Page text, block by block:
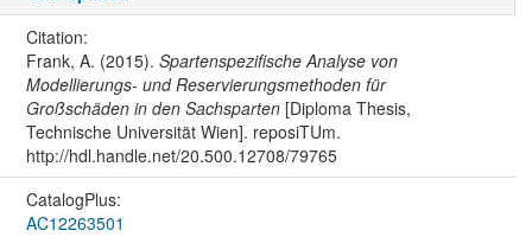
Citation:
Frank, A. (2015). Spartenspezifische Analyse von
Modellierungs- und Reservierungsmethoden für
Großschäden in den Sachsparten[Diploma Thesis,
Technische Universität Wien]. reposiTUm.
http://hdl.handle.net/20.500.12708/79765
CatalogPlus:
AC12263501